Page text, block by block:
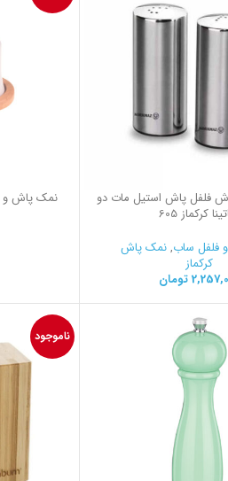
فلفل پاش استیل مات دو
کرکماز 605
فلفل ساب,نمک پاش
کرکماز
تومان
ناموجود